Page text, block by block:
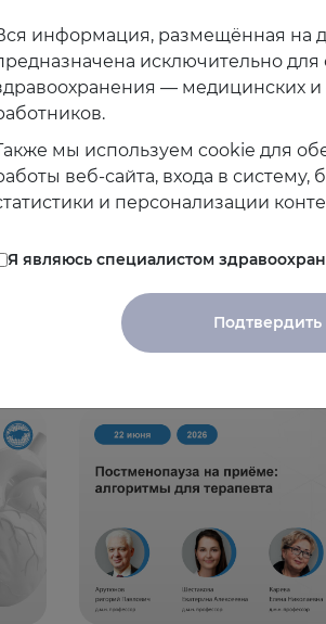
информация, размещённая на
исключительно для
— медицинских
мы используем cookie для
веб-сайта, входа в систему,
и персонализации
Я являюсь специалистом
Подтвердить